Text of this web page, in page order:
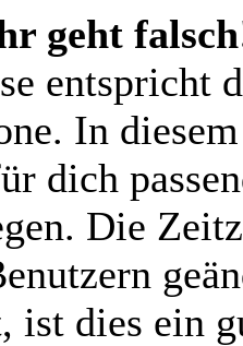
geht
entspricht
In
dich
Die
ist dies ein